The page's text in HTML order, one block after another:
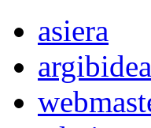
asiera